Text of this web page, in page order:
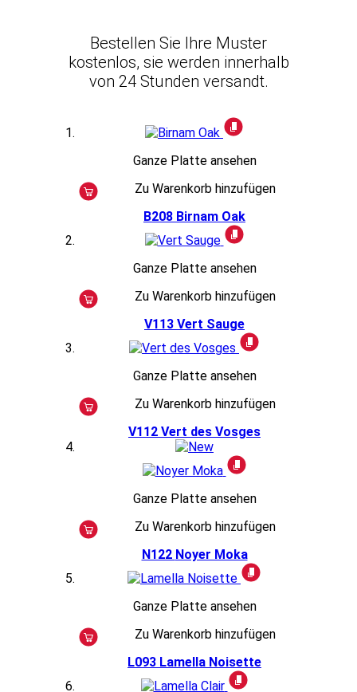
Bestellen Sie Ihre Muster
kostenlos, sie werden innerhalb
von 24 Stunden versandt.
Ganze Platte ansehen
Zu Warenkorb hinzufügen
B208 Birnam Oak
Ganze Platte ansehen
Zu Warenkorb hinzufügen
V113 Vert Sauge
Ganze Platte ansehen
Zu Warenkorb hinzufügen
V112 Vert des Vosges
Ganze Platte ansehen
Zu Warenkorb hinzufügen
N122 Noyer Moka
Ganze Platte ansehen
Zu Warenkorb hinzufügen
L093 Lamella Noisette